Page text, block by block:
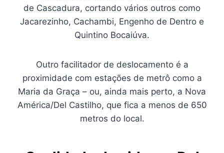
de Cascadura, cortando vários outros como
Jacarezinho, Cachambi, Engenho de Dentro e
Quintino Bocaiúva.
Outro facilitador de deslocamento é a
proximidade com estações de metrô como a
Maria da Graça – ou, ainda mais perto, a Nova
América/Del Castilho, que fica a menos de 650
metros do local.